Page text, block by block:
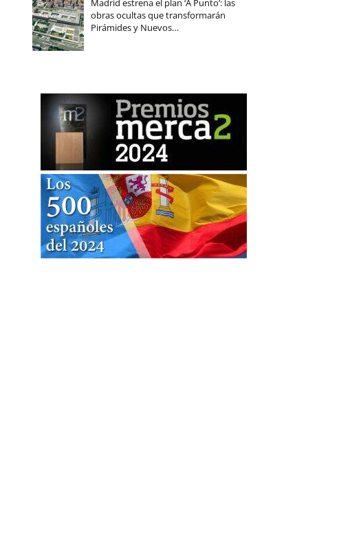
Madrid estrena el plan ‘A Punto’: las
obras ocultas que transformarán
Pirámides y Nuevos…